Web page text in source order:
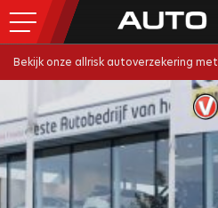
Bekijk onze allrisk autoverzekering met